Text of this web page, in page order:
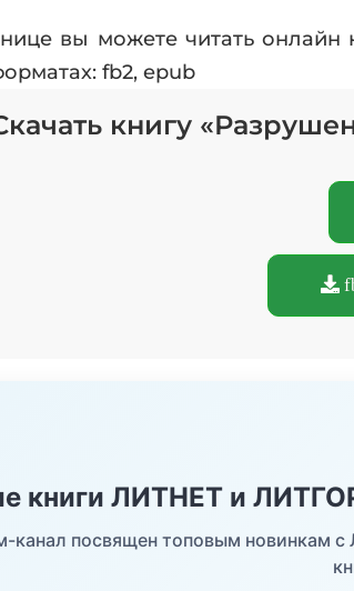
вы можете читать
fb2, epub
книгу
книги ЛИТНЕТ и
канал посвящен топовым новинкам